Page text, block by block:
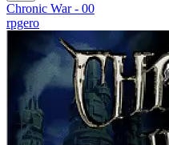
Chronic War - 00
rpgero